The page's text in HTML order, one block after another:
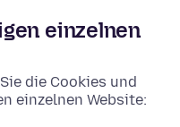
einzelnen
die Cookies und
einzelnen Website: